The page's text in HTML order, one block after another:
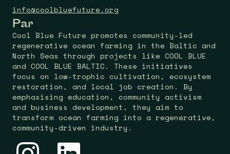
info@coolbluefuture.org
Par
Cool Blue Future promotes community-led
regenerative ocean farming in the Baltic and
North Seas through projects like COOL BLUE
and COOL BLUE BALTIC. These initiatives
focus on low-trophic cultivation, ecosystem
restoration, and local job creation. By
emphasising education, community activism
and business development, they aim to
transform ocean farming into a regenerative,
community-driven industry.